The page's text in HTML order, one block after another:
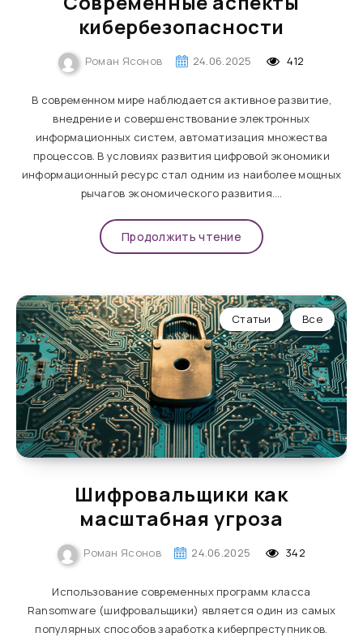
кибербезопасности
Роман Ясонов 24.06.2025 412
В современном мире наблюдается активное развитие,
внедрение и совершенствование электронных
информационных систем, автоматизация множества
процессов. В условиях развития цифровой экономики
информационный ресурс стал одним из наиболее мощных
рычагов экономического развития….
Продолжить чтение
Статьи Все
Шифровальщики как
масштабная угроза
Роман Ясонов 24.06.2025 342
Использование современных программ класса
Ransomware (шифровальщики) является один из самых
популярных способов заработка киберпреступников.